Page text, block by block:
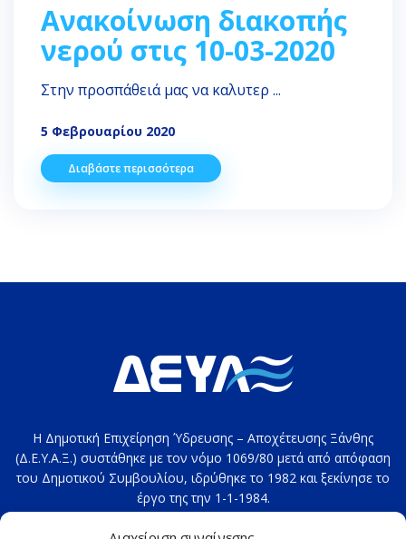
Ανακοίνωση διακοπής
νερού στις 10-03-2020
Στην προσπάθειά μας να καλυτερ ...
5 Φεβρουαρίου 2020
Διαβάστε περισσότερα
Η Δημοτική Επιχείρηση Ύδρευσης – Αποχέτευσης Ξάνθης
(Δ.Ε.Υ.Α.Ξ.) συστάθηκε με τον νόμο 1069/80 μετά από απόφαση
του Δημοτικού Συμβουλίου, ιδρύθηκε το 1982 και ξεκίνησε το
έργο της την 1-1-1984.